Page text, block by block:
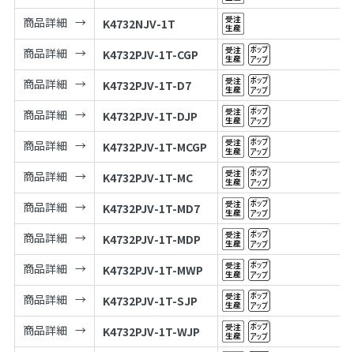
商品詳細
K4732NJV-1T
商品詳細
K4732PJV-1T-CGP
商品詳細
K4732PJV-1T-D7
商品詳細
K4732PJV-1T-DJP
商品詳細
K4732PJV-1T-MCGP
商品詳細
K4732PJV-1T-MC
商品詳細
K4732PJV-1T-MD7
商品詳細
K4732PJV-1T-MDP
商品詳細
K4732PJV-1T-MWP
商品詳細
K4732PJV-1T-SJP
商品詳細
K4732PJV-1T-WJP